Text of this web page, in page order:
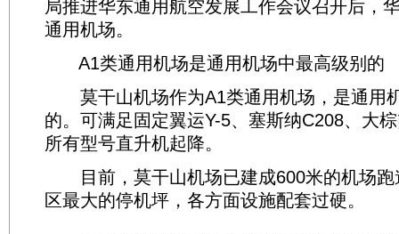
局推进华东通用航空发展工作会议召开后，
通用机场。
A1类通用机场是通用机场中最高级别的
莫干山机场作为A1类通用机场，是通用
的。可满足固定翼运Y-5、塞斯纳C208、大
所有型号直升机起降。
目前，莫干山机场已建成600米的机场跑
区最大的停机坪，各方面设施配套过硬。